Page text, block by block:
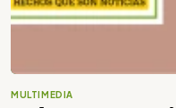
MULTIMEDIA